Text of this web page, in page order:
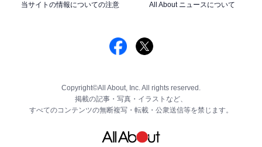
当サイトの情報についての注意
All About ニュースについて
Copyright©All About, Inc. All rights reserved.
掲載の記事・写真・イラストなど、
すべてのコンテンツの無断複写・転載・公衆送信等を禁じます。